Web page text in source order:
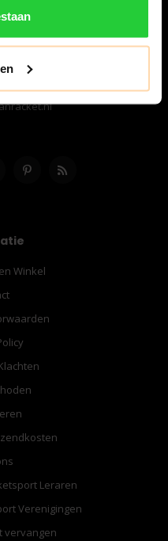
Winkel
Leraren
Verenigingen
vervangen